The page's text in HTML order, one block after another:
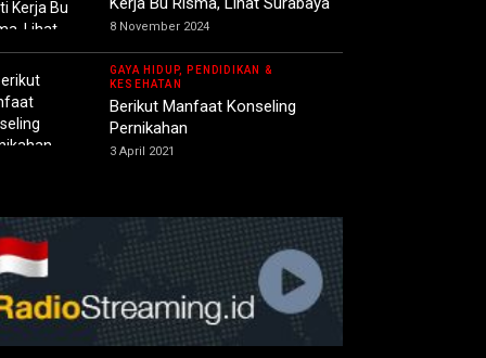
8 November 2024
GAYA HIDUP, PENDIDIKAN &
KESEHATAN
Berikut Manfaat Konseling
Pernikahan
3 April 2021